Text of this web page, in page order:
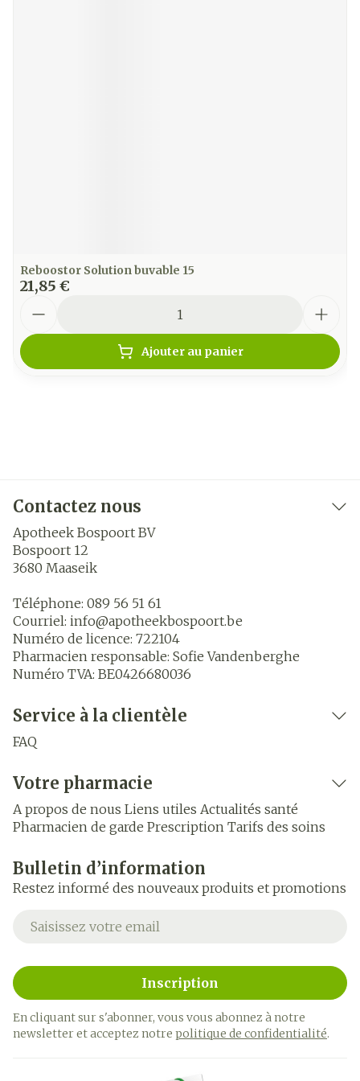
Reboostor Solution buvable 15
21,85 €
Ajouter au panier
Contactez nous
Apotheek Bospoort BV
Bospoort 12
3680 Maaseik
Téléphone: 089 56 51 61
Courriel: info@apotheekbospoort.be
Numéro de licence: 722104
Pharmacien responsable: Sofie Vandenberghe
Numéro TVA: BE0426680036
Service à la clientèle
FAQ
Votre pharmacie
A propos de nous Liens utiles Actualités santé
Pharmacien de garde Prescription Tarifs des soins
Bulletin d’information
Restez informé des nouveaux produits et promotions
Adresse mail
Inscription
En cliquant sur s'abonner, vous vous abonnez à notre
newsletter et acceptez notre politique de confidentialité.